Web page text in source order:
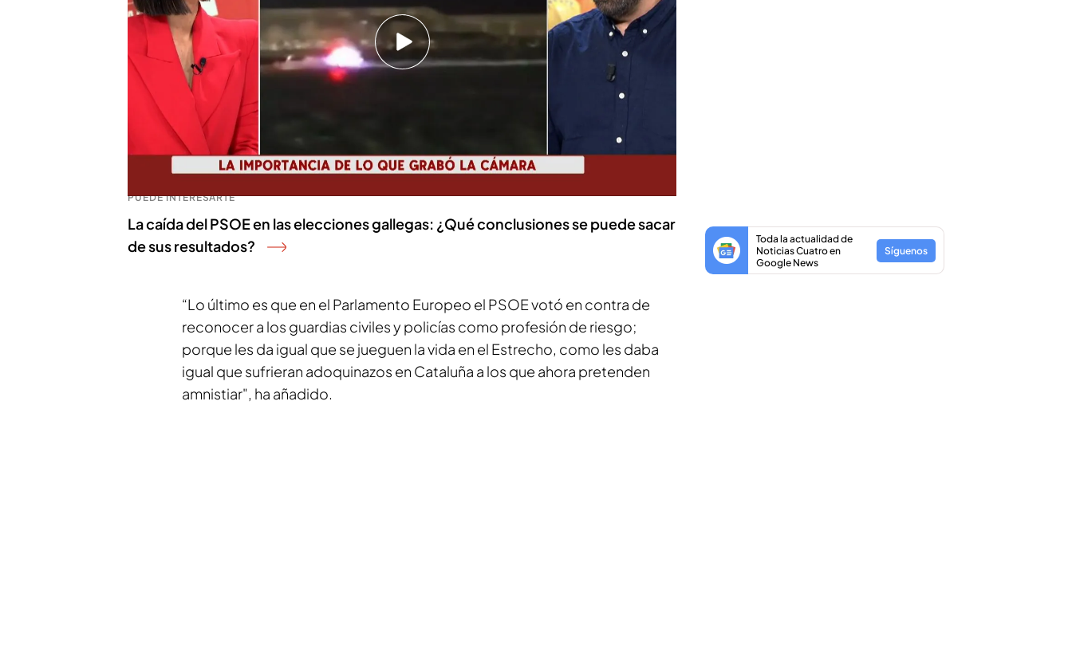
desmantelar la unidad de élite contra el narco, por no avisar a la Fiscalía,
por la falta de medios que conocía -ya que la guardia civil alertaba en un
informe de unaflota muy envejecidaque no resistía a la embestida de los
narcos-, también por prohibir los minutos de silencio", ha señalado el
senador sobre la diferencia entre las
lanchas de los narcotraficantes y de
los agentes
Marlaska.
PUEDE INTERESARTE
La caída del PSOE en las elecciones gallegas: ¿Qué conclusiones se puede sacar
de sus resultados?
“Lo último es que en el Parlamento Europeo el PSOE votó en contra de
reconocer a los guardias civiles y policías como profesión de riesgo;
porque les da igual que se jueguen la vida en el Estrecho, como les daba
igual que sufrieran adoquinazos en Cataluña a los que ahora pretenden
amnistiar", ha añadido.
Toda la actualidad de
Noticias Cuatro en
Google News
Síguenos